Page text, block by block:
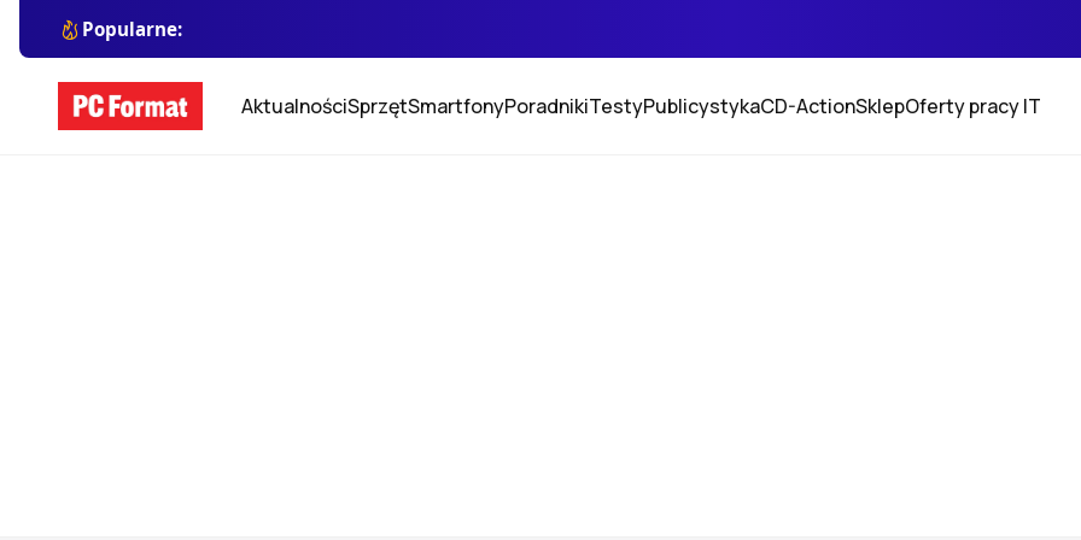
Popularne:
AktualnościSprzętSmartfonyPoradnikiTestyPublicystykaCD-ActionSklepOferty pracy IT